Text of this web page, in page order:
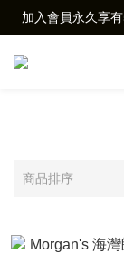
加入會員永久享
商品排序